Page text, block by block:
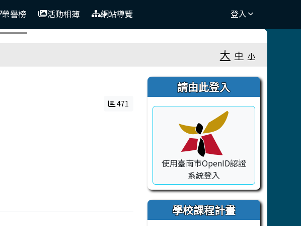
榮譽榜 活動相簿 網站導覽 登入
⏸
大 中 小
471
右邊區域內容
請由此登入
使用臺南市OpenID認證
系統登入
學校課程計畫